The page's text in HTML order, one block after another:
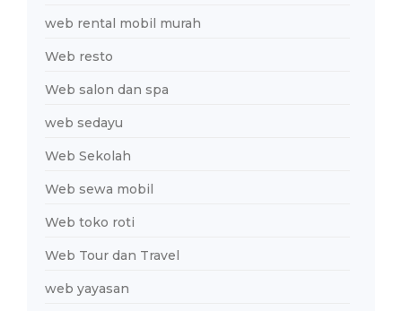
web rental mobil murah
Web resto
Web salon dan spa
web sedayu
Web Sekolah
Web sewa mobil
Web toko roti
Web Tour dan Travel
web yayasan